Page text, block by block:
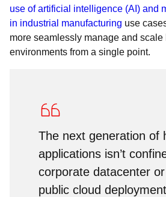
use of artificial intelligence (AI) and
in industrial manufacturing use
more seamlessly manage and scale
environments from a single point.
The next generation of
applications isn’t
corporate datacenter
public cloud